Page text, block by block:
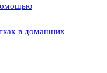
в домашних